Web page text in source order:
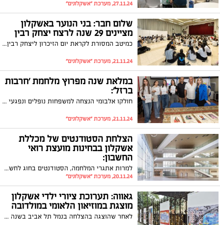
27.11.24, מערכת "אשקלונים"
שלום חבר: בני הנוער באשקלון
מציינים 29 שנה לרצח יצחק רבין
כמיטב המסורת לקראת יום הזיכרון ליצחק רבין ז"ל התכנסו בנות ובני הנוער בעיר לשיחות על דמוקרטיה, אחדות וסובלנות
21.11.24, מערכת "אשקלונים"
במלאת שנה מפרוץ מלחמת 'חרבות
ברזל':
חולקו אלבומי הנצחה למשפחות נופלים ונפגעי פעולות איבה מאשקלון
21.11.24, מערכת "אשקלונים"
הצלחת הסטודנטים של מכללת
אשקלון בבחינות מועצת רואי
החשבון:
למרות אתגרי המלחמה, הסטודנטים בחוג לחשבונאות במכללה האקדמית אשקלון עברו בהצלחה רבה את המבחנים של מועצת רואי החשבון. מדובר במכללה האקדמית היחידה בדרום שדורגה בין שלושת המקומות הראשונים בהישג זה
20.11.24, מערכת "אשקלונים"
גאווה: תערוכת ציורי ילדי אשקלון
מוצגת במוזיאון הלאומי במולדובה
לאחר שהוצגה בהצלחה בנמל תל אביב בשנה שעברה, נפתחה תערוכת 'רואים קולות' במוזיאון ההיסטורי הלאומי בקישינב; התערוכה מציגה את ציוריהם של ילדי בית הספר 'בית יחזקאל' מאשקלון על אירועי המלחמה